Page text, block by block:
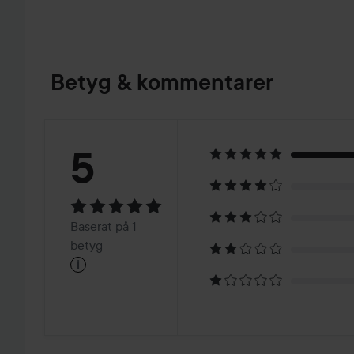
Betyg & kommentarer
Betyg:
5Baserat
på
5
Baserat på 1
betyg
i